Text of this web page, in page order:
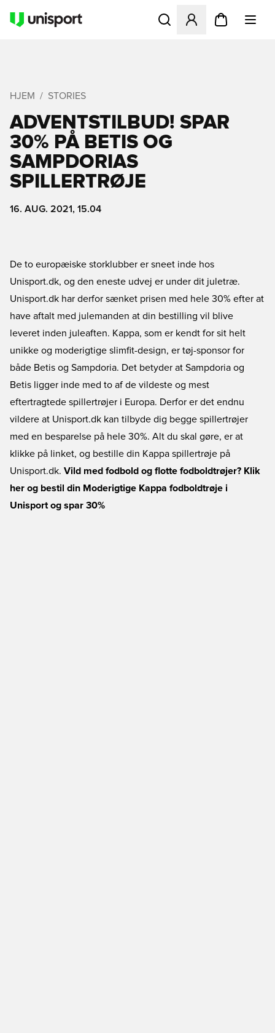
Åbner en Modal til at
HJEM STORIES
ADVENTSTILBUD! SPAR
30% PÅ BETIS OG
SAMPDORIAS
SPILLERTRØJE
16. AUG. 2021, 15.04
De to europæiske storklubber er sneet inde hos
Unisport.dk, og den eneste udvej er under dit juletræ.
Unisport.dk har derfor sænket prisen med hele 30% efter at
have aftalt med julemanden at din bestilling vil blive
leveret inden juleaften. Kappa, som er kendt for sit helt
unikke og moderigtige slimfit-design, er tøj-sponsor for
både Betis og Sampdoria. Det betyder at Sampdoria og
Betis ligger inde med to af de vildeste og mest
eftertragtede spillertrøjer i Europa. Derfor er det endnu
vildere at Unisport.dk kan tilbyde dig begge spillertrøjer
med en besparelse på hele 30%. Alt du skal gøre, er at
klikke på linket, og bestille din Kappa spillertrøje på
Unisport.dk. Vild med fodbold og flotte fodboldtrøjer? Klik
her og bestil din Moderigtige Kappa fodboldtrøje i
Unisport og spar 30%